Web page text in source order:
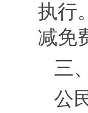
执行
减免
三
公